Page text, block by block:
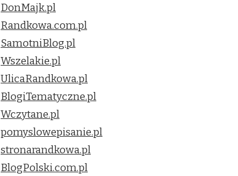
DonMajk.pl
Randkowa.com.pl
SamotniBlog.pl
Wszelakie.pl
UlicaRandkowa.pl
BlogiTematyczne.pl
Wczytane.pl
pomyslowepisanie.pl
stronarandkowa.pl
BlogPolski.com.pl